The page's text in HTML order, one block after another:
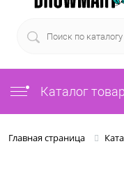
Каталог
Главная страница